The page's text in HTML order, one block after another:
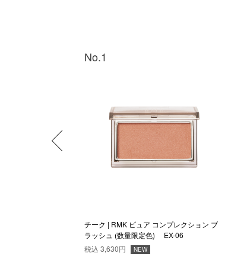
No.1
チーク | RMK ピュア コンプレクション ブ
ラッシュ (数量限定色) EX-06
税込 3,630円 NEW